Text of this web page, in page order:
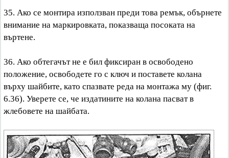
35. Ако се монтира използван преди това ремък, обърнете
внимание на маркировката, показваща посоката на
въртене.
36. Ако обтегачът не е бил фиксиран в освободено
положение, освободете го с ключ и поставете колана
върху шайбите, като спазвате реда на монтажа му (фиг.
6.36). Уверете се, че издатините на колана пасват в
жлебовете на шайбата.